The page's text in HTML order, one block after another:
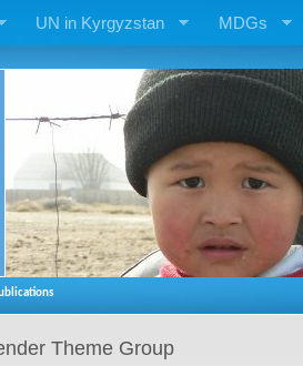
UN in Kyrgyzstan MDGs
Theme Group